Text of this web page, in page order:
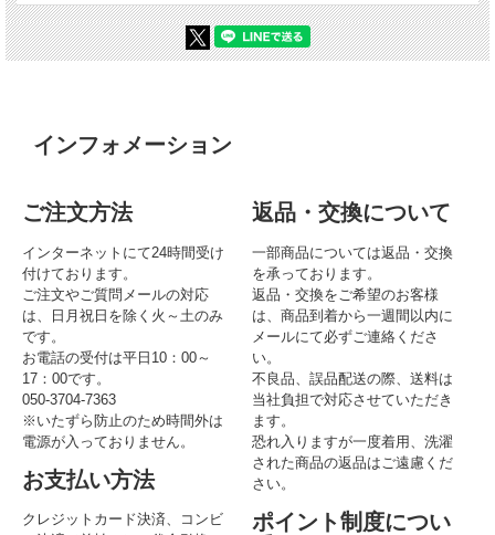
インフォメーション
ご注文方法
インターネットにて24時間受け
付けております。
ご注文やご質問メールの対応
は、日月祝日を除く火～土のみ
です。
お電話の受付は平日10：00～
17：00です。
050-3704-7363
※いたずら防止のため時間外は
電源が入っておりません。
お支払い方法
クレジットカード決済、コンビ
返品・交換について
一部商品については返品・交換
を承っております。
返品・交換をご希望のお客様
は、商品到着から一週間以内に
メールにて必ずご連絡くださ
い。
不良品、誤品配送の際、送料は
当社負担で対応させていただき
ます。
恐れ入りますが一度着用、洗濯
された商品の返品はご遠慮くだ
さい。
ポイント制度につい